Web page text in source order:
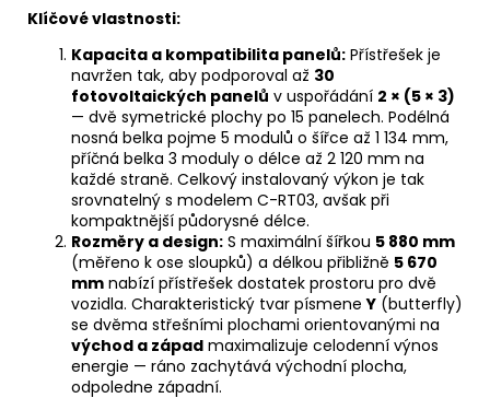
Klíčové vlastnosti:
Kapacita a kompatibilita panelů: Přístřešek je
navržen tak, aby podporoval až 30
fotovoltaických panelů v uspořádání 2 × (5 × 3)
— dvě symetrické plochy po 15 panelech. Podélná
nosná belka pojme 5 modulů o šířce až 1 134 mm,
příčná belka 3 moduly o délce až 2 120 mm na
každé straně. Celkový instalovaný výkon je tak
srovnatelný s modelem C-RT03, avšak při
kompaktnější půdorysné délce.
Rozměry a design: S maximální šířkou 5 880 mm
(měřeno k ose sloupků) a délkou přibližně 5 670
mm nabízí přístřešek dostatek prostoru pro dvě
vozidla. Charakteristický tvar písmeneY (butterfly)
se dvěma střešními plochami orientovanými na
východ a západ maximalizuje celodenní výnos
energie — ráno zachytává východní plocha,
odpoledne západní.